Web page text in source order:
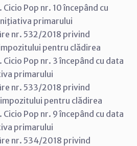
Pop nr. 10 începând cu
primarului
nr. 532/2018 privind
pentru clădirea
Pop nr. 3 începând cu data
primarului
nr. 533/2018 privind
pentru clădirea
Pop nr. 9 începând cu data
primarului
nr. 534/2018 privind